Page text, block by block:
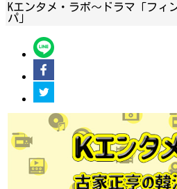
Kエンタメ・ラボ～ドラマ「フィ
パ」